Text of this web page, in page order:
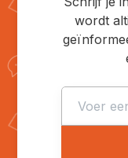
wordt